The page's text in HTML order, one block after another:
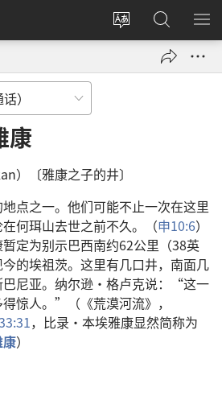
更
登
录
（打
搜
索
JW.ORG
显
康
）〔雅康之子的井〕
点之一。他们可能不止一次在这里
何珥山去世之前不久。（申10:6）
定为别示巴西南约62公里（38英
的埃祖茨。这里有几口井，南面几
巴尼亚。纳尔逊·格卢克说：“这一
惊人。”（《荒漠河流》，
，比录·本埃雅康显然简称为
）